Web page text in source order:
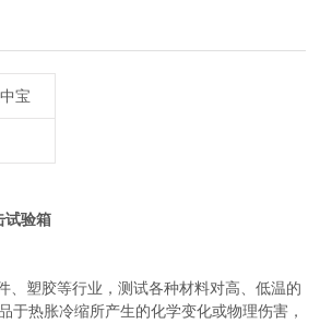
宝
试验箱
、塑胶等行业，测试各种材料对高、低温的
于热胀冷缩所产生的化学变化或物理伤害，